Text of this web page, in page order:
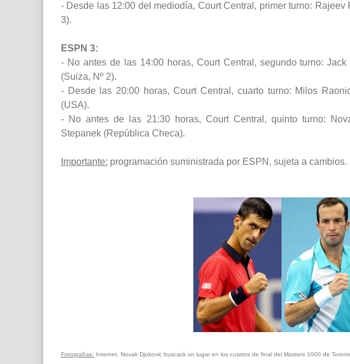
- Desde las 12:00 del mediodía, Court Central, primer turno:
3).
ESPN 3:
- No antes de las 14:00 horas, Court Central, segundo turno:
(Suiza, Nº 2).
- Desde las 20:00 horas, Court Central, cuarto turno: Milos
(USA).
- No antes de las 21:30 horas, Court Central, quinto turno:
Stepanek (República Checa).
Importante: programación suministrada por ESPN, sujeta a cambios.
Fotografías: Internet. Novak Djokovic buscará un lugar en los cuartos de final del Masters 1000 de